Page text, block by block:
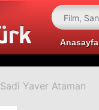
Anasayfa
Sadi Yaver Ataman